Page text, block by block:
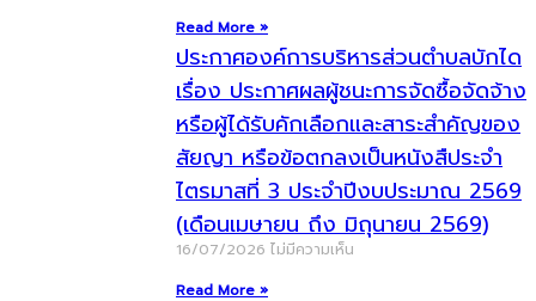
Read More »
ประกาศองค์การบริหารส่วนตำบลบักได
เรื่อง ประกาศผลผู้ชนะการจัดซื้อจัดจ้าง
หรือผู้ได้รับคักเลือกและสาระสำคัญของ
สัยญา หรือข้อตกลงเป็นหนังสืประจำ
ไตรมาสที่ 3 ประจำปีงบประมาณ 2569
(เดือนเมษายน ถึง มิถุนายน 2569)
16/07/2026 ไม่มีความเห็น
Read More »